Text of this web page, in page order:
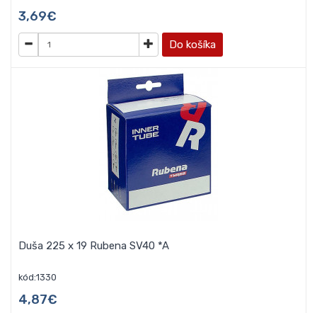
3,69€
Do košíka
Duša 225 x 19 Rubena SV40 *A
kód:1330
4,87€